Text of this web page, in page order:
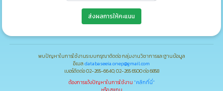
ส่งผลการให้คะแนน
พบปัญหาในการใช้งานระบบกรุณาติดต่อ กลุ่มงานวิชาการและฐานข้อมูล
อีเมล databaseeia.onep@gmail.com
เบอร์ติดต่อ 02-265-6640, 02-265 6500 ต่อ 6858
ต้องการแจ้งปัญหาในการใช้งาน "คลิกที่นี่"